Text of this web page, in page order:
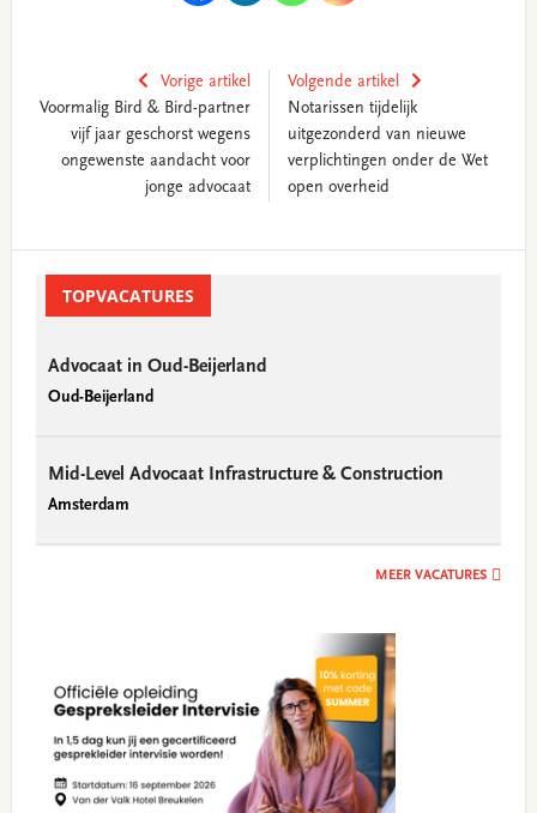
Vorige artikel
Voormalig Bird & Bird-partner
vijf jaar geschorst wegens
ongewenste aandacht voor
jonge advocaat
Volgende artikel
Notarissen tijdelijk
uitgezonderd van nieuwe
verplichtingen onder de Wet
open overheid
SidebarTOPVACATURES
Advocaat in Oud-Beijerland
Oud-Beijerland
Mid-Level Advocaat Infrastructure & Construction
Amsterdam
MEER VACATURES